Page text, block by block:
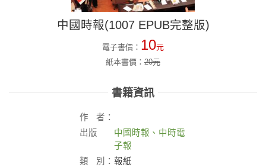
中國時報(1007 EPUB完整版)
電子書價： 10元
紙本書價： 20元
書籍資訊
作
者：
出版
中國時報、中時電
子報
類
別： 報紙